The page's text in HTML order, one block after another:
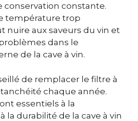
constante.
température trop
nuire aux saveurs du vin et
dans le
de la cave à vin.
de remplacer le filtre à
chaque année.
essentiels à la
la durabilité de la cave à vin